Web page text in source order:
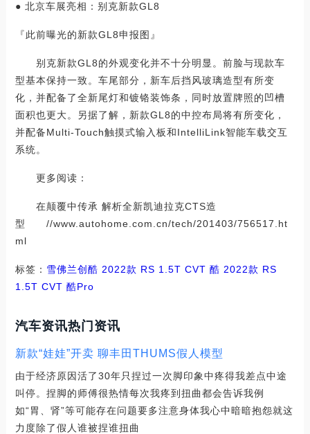
● 北京车展亮相：别克新款GL8
『此前曝光的新款GL8申报图』
别克新款GL8的外观变化并不十分明显。前脸与现款车
型基本保持一致。车尾部分，新车后挡风玻璃造型有所变
化，并配备了全新尾灯和镀铬装饰条，同时放置牌照的凹槽
面积也更大。另据了解，新款GL8的中控布局将有所变化，
并配备Multi-Touch触摸式输入板和IntelliLink智能车载交互
系统。
更多阅读：
在颠覆中传承 解析全新凯迪拉克CTS造
型 //www.autohome.com.cn/tech/201403/756517.ht
ml
标签： 雪佛兰创酷 2022款 RS 1.5T CVT 酷 2022款 RS
1.5T CVT 酷Pro
汽车资讯热门资讯
新款“娃娃”开卖 聊丰田THUMS假人模型
由于经济原因活了30年只捏过一次脚印象中疼得我差点中途
叫停。捏脚的师傅很热情每次我疼到扭曲都会告诉我例
如“胃、肾”等可能存在问题要多注意身体我心中暗暗抱怨就这
力度除了假人谁被捏谁扭曲